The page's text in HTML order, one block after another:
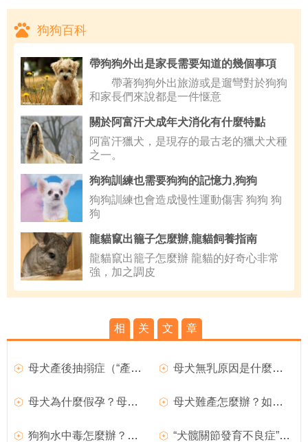
狗狗百科
帶狗狗外出是家長需要知道的幾個事項
帶著狗狗外出旅游或是遛彎對於狗狗
和家長們來說都是一件惬意
關於阿富汗犬成年犬消化有什麼特點
阿富汗獵犬，是現存的最古老的獵犬犬種
之一。
狗狗訓練也需要狗狗的記憶力,狗狗
狗狗訓練也會造成慢性運動傷害 狗狗 狗
狗
龍貓竄出籠子怎麼辦,龍貓飼養指南
龍貓竄出籠子怎麼辦 龍貓的好奇心非常
強，加之調皮
相 关 文 章
母犬產後抽搦症（“產後癫痫”）如何治療？ 母犬無乳原因是什麼？母犬產後無奶如何治療？
母犬為什麼假孕？母犬假孕如何預防？ 母犬難產怎麼辦？如何處理難產的狗狗？
狗狗水中毒怎麼辦？如何治療？ “犬髋關節發育不良症”如何治療？